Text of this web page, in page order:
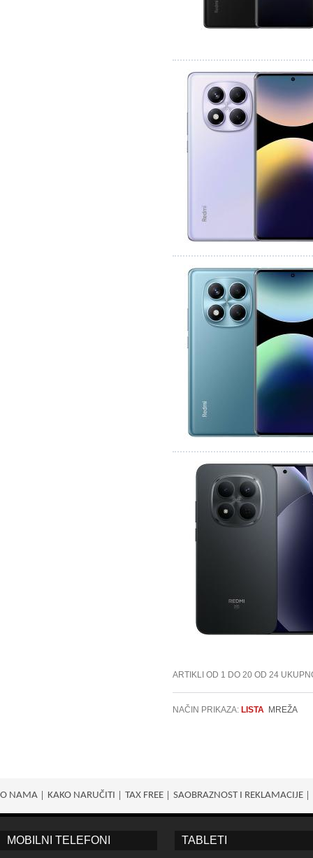
ARTIKLI OD 1 DO 20 OD 24
NAČIN PRIKAZA: LISTA MREŽA
O NAMA KAKO NARUČITI TAX FREE SAOBRAZNOST I REKLAMACIJE
MOBILNI TELEFONI TABLETI